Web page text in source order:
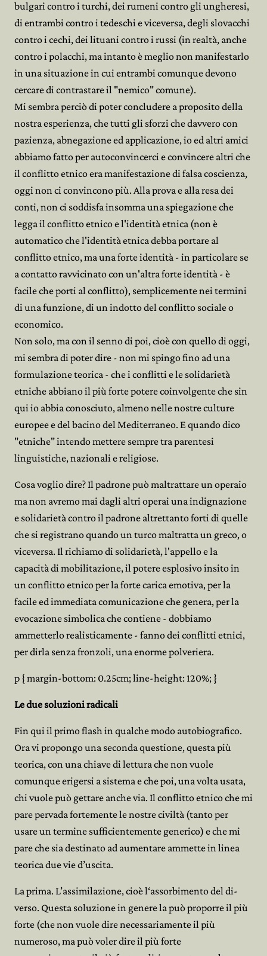

bulgari contro i turchi, dei rumeni contro gli ungheresi,
di entrambi contro i tedeschi e viceversa, degli slovacchi
contro i cechi, dei lituani contro i russi (in realtà, anche
contro i polacchi, ma intanto è meglio non manifestarlo
in una situazione in cui entrambi comunque devono
cercare di contrastare il "nemico" comune).
Mi sembra perciò di poter concludere a proposito della
nostra esperienza, che tutti gli sforzi che davvero con
pazienza, abnegazione ed applicazione, io ed altri amici
abbiamo fatto per autoconvincerci e convincere altri che
il conflitto etnico era manifestazione di falsa coscienza,
oggi non ci convincono più. Alla prova e alla resa dei
conti, non ci soddisfa insomma una spiegazione che
legga il conflitto etnico e l'identità etnica (non è
automatico che l'identità etnica debba portare al
conflitto etnico, ma una forte identità - in particolare se
a contatto ravvicinato con un'altra forte identità - è
facile che porti al conflitto), semplicemente nei termini
di una funzione, di un indotto del conflitto sociale o
economico.
Non solo, ma con il senno di poi, cioè con quello di oggi,
mi sembra di poter dire - non mi spingo fino ad una
formulazione teorica - che i conflitti e le solidarietà
etniche abbiano il più forte potere coinvolgente che sin
qui io abbia conosciuto, almeno nelle nostre culture
europee e del bacino del Mediterraneo. E quando dico
"etniche" intendo mettere sempre tra parentesi
linguistiche, nazionali e religiose.
Cosa voglio dire? Il padrone può maltrattare un operaio
ma non avremo mai dagli altri operai una indignazione
e solidarietà contro il padrone altrettanto forti di quelle
che si registrano quando un turco maltratta un greco, o
viceversa. Il richiamo di solidarietà, l'appello e la
capacità di mobilitazione, il potere esplosivo insito in
un conflitto etnico per la forte carica emotiva, per la
facile ed immediata comunicazione che genera, per la
evocazione simbolica che contiene - dobbiamo
ammetterlo realisticamente - fanno dei conflitti etnici,
per dirla senza fronzoli, una enorme polveriera.
p { margin-bottom: 0.25cm; line-height: 120%; }
Le due soluzioni radicali
Fin qui il primo flash in qualche modo autobiografico.
Ora vi propongo una seconda questione, questa più
teorica, con una chiave di lettura che non vuole
comunque erigersi a sistema e che poi, una volta usata,
chi vuole può gettare anche via. Il conflitto etnico che mi
pare pervada fortemente le nostre civiltà (tanto per
usare un termine sufficientemente generico) e che mi
pare che sia destinato ad aumentare ammette in linea
teorica due vie d’uscita.
La prima. L’assimilazione, cioè l‘assorbimento del di-
verso. Questa soluzione in genere la può proporre il più
forte (che non vuole dire necessariamente il più
numeroso, ma può voler dire il più forte